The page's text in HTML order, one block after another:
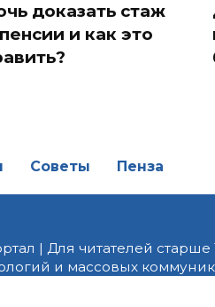
доказать стаж
и как это
Советы Пенза
| Для читателей старше
и массовых